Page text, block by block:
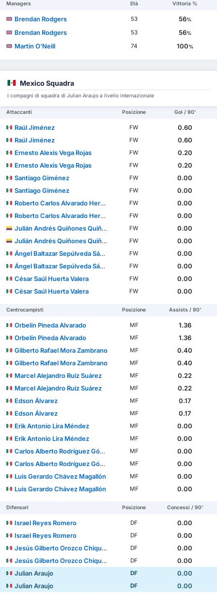
Managers Età Vittoria %
Brendan Rodgers 53 56%
Brendan Rodgers 53 56%
Martin O'Neill 74 100%
Mexico Squadra
I compagni di squadra di Julian Araujo a livello internazionale
Attaccanti Posizione Gol / 90'
Raúl Jiménez FW
0.60
Raúl Jiménez
FW
0.60
Ernesto Alexis Vega Rojas
FW
0.20
Ernesto Alexis Vega Rojas
FW
0.20
Santiago Giménez
FW
0.00
Santiago Giménez
FW
0.00
Roberto Carlos Alvarado Hernández
FW
0.00
Roberto Carlos Alvarado Hernández
FW
0.00
Julián Andrés Quiñones Quiñones
FW
0.00
Julián Andrés Quiñones Quiñones
FW
0.00
Ángel Baltazar Sepúlveda Sánchez
FW
0.00
Ángel Baltazar Sepúlveda Sánchez
FW
0.00
César Saúl Huerta Valera
FW
0.00
César Saúl Huerta Valera
FW 0.00
Centrocampisti Posizione Assists / 90'
Orbelín Pineda Alvarado MF
1.36
Orbelín Pineda Alvarado
MF
1.36
Gilberto Rafael Mora Zambrano
MF
0.40
Gilberto Rafael Mora Zambrano
MF
0.40
Marcel Alejandro Ruiz Suárez
MF
0.22
Marcel Alejandro Ruiz Suárez
MF
0.22
Edson Álvarez
MF
0.17
Edson Álvarez
MF
0.17
Erik Antonio Lira Méndez
MF
0.00
Erik Antonio Lira Méndez
MF
0.00
Carlos Alberto Rodríguez Gómez
MF
0.00
Carlos Alberto Rodríguez Gómez
MF
0.00
Luis Gerardo Chávez Magallón
MF
0.00
Luis Gerardo Chávez Magallón
MF 0.00
Difensori Posizione Concessi / 90'
Israel Reyes Romero DF
0.00
Israel Reyes Romero
DF
0.00
Jesús Gilberto Orozco Chiquete
DF
0.00
Jesús Gilberto Orozco Chiquete
DF
0.00
Julian Araujo
DF
0.00
Julian Araujo
DF
0.00